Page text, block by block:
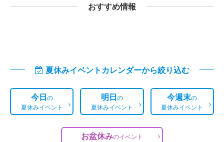
おすすめ情報
夏休みイベントカレンダーから絞り込む
今日の
夏休みイベント
明日の
夏休みイベント
今週末の
夏休みイベント
お盆休みのイベント